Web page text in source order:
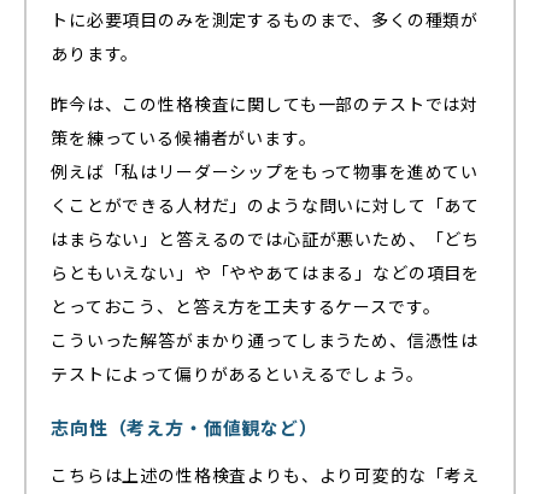
トに必要項目のみを測定するものまで、多くの種類が
あります。
昨今は、この性格検査に関しても一部のテストでは対
策を練っている候補者がいます。
例えば「私はリーダーシップをもって物事を進めてい
くことができる人材だ」のような問いに対して「あて
はまらない」と答えるのでは心証が悪いため、「どち
らともいえない」や「ややあてはまる」などの項目を
とっておこう、と答え方を工夫するケースです。
こういった解答がまかり通ってしまうため、信憑性は
テストによって偏りがあるといえるでしょう。
志向性（考え方・価値観など）
こちらは上述の性格検査よりも、より可変的な「考え